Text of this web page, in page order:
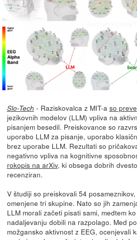
Slo-Tech - Raziskovalca z MIT-a so
jezikovnih modelov (LLM) vpliva na
pisanjem besedil. Preiskovance so
uporabo LLM za pisanje, uporabo
brez uporabe LLM. Rezultati so
negativno vpliva na kognitivne
rokopis na arXiv, ki obsega dobrih
recenziran.
V študiji so preiskovali 54
omenjene tri skupine. Nato so jih
LLM morali začeti pisati sami, medtem
nadaljevanju dobili na razpolago. Med
možgansko aktivnost z EEG, ocenjevali